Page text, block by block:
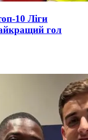
10 Ліги
гол